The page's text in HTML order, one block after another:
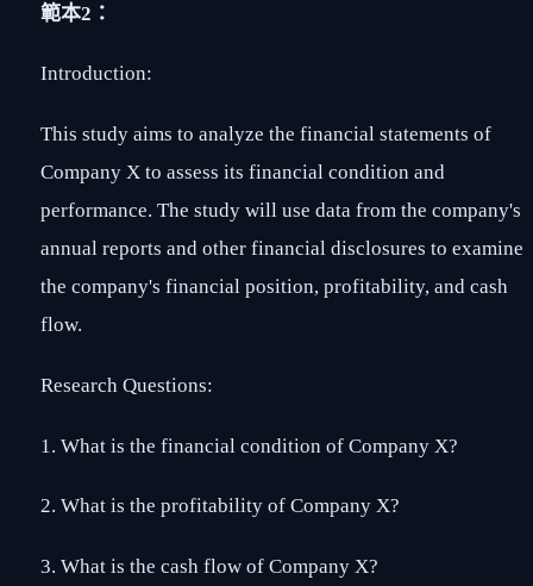
範本2：
Introduction:
This study aims to analyze the financial statements of
Company X to assess its financial condition and
performance. The study will use data from the company's
annual reports and other financial disclosures to examine
the company's financial position, profitability, and cash
flow.
Research Questions:
1. What is the financial condition of Company X?
2. What is the profitability of Company X?
3. What is the cash flow of Company X?